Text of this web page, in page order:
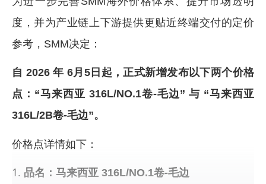
度，并为产业链上下游提供更贴近终端交付的定价
参考，SMM决定：
自 2026 年 6月5日起，正式新增发布以下两个价格
点：“马来西亚 316L/NO.1卷-毛边” 与 “马来西亚
316L/2B卷-毛边”。
价格点详情如下：
品名：马来西亚 316L/NO.1卷-毛边